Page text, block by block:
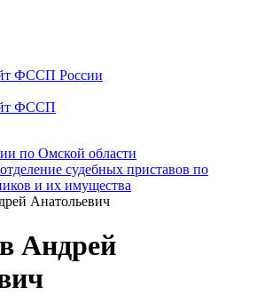
ФССП России
ФССП
по Омской области
судебных приставов по
и их имущества
Анатольевич
Андрей